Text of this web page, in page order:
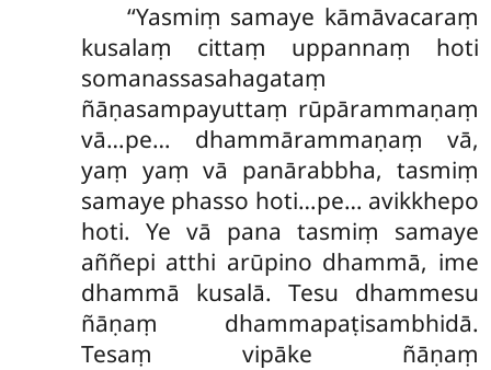
‘‘Yasmiṃ samaye kāmāvacaraṃ
kusalaṃ cittaṃ uppannaṃ hoti
somanassasahagataṃ
ñāṇasampayuttaṃ rūpārammaṇaṃ
vā…pe… dhammārammaṇaṃ vā,
yaṃ yaṃ vā panārabbha, tasmiṃ
samaye phasso hoti…pe… avikkhepo
hoti. Ye vā pana tasmiṃ samaye
aññepi atthi arūpino dhammā, ime
dhammā kusalā. Tesu dhammesu
ñāṇaṃ dhammapaṭisambhidā.
Tesaṃ vipāke ñāṇaṃ